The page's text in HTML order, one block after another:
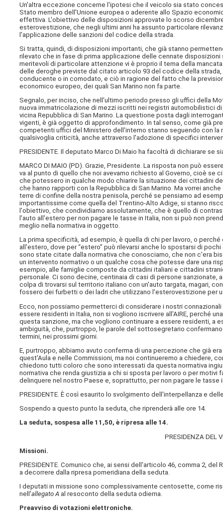
Un'altra eccezione concerne l'ipotesi che il veicolo sia stato
Stato membro dell'Unione europea o aderente allo Spazio
effettiva. L'obiettivo delle disposizioni approvate lo scorso
esterovestizione, che negli ultimi anni ha assunto particolare
l'applicazione delle sanzioni del codice della strada.
Si tratta, quindi, di disposizioni importanti, che già stanno
rilevato che in fase di prima applicazione delle cennate
meritevoli di particolare attenzione vi è proprio il tema della
delle deroghe previste dal citato articolo 93 del codice della
conducente o in comodato, e ciò in ragione del fatto che la
economico europeo, dei quali San Marino non fa parte.
Segnalo, per inciso, che nell'ultimo periodo presso gli uffici della
nuova immatricolazione di mezzi iscritti nei registri automobilistici
vicina Repubblica di San Marino. La questione posta dagli
vigenti, è già oggetto di approfondimento. In tal senso, come già
competenti uffici del Ministero dell'interno stanno seguendo con la
qualsivoglia criticità, anche attraverso l'adozione di specifici
PRESIDENTE. Il deputato Marco Di Maio ha facoltà di dichiarare se
MARCO DI MAIO (PD). Grazie, Presidente. La risposta non può
va al punto di quello che noi avevamo richiesto al Governo, cioè
che potessero in qualche modo chiarire la situazione dei cittadini
che hanno rapporti con la Repubblica di San Marino. Ma vorrei
terre di confine della nostra penisola, perché se pensiamo ad
importantissime come quella del Trentino-Alto Adige, si stanno
l'obiettivo, che condividiamo assolutamente, che è quello di
l'auto all'estero per non pagare le tasse in Italia, non si può non
meglio nella normativa in oggetto.
La prima specificità, ad esempio, è quella di chi per lavoro, o
all'estero, dove per “estero” può rilevarsi anche lo spostarsi di
sono state citate dalla normativa che conosciamo, che non c'era
un intervento normativo o un qualche cosa che potesse dare una
esempio, alle famiglie composte da cittadini italiani e cittadini
personale. Ci sono decine, centinaia di casi di persone
colpa di trovarsi sul territorio italiano con un'auto targata, magari,
fossero dei furbetti o dei ladri che utilizzano l'esterovestizione per
Ecco, non possiamo permetterci di considerare i nostri
essere residenti in Italia, non si vogliono iscrivere all'AIRE, perché
questa sanzione, ma che vogliono continuare a essere residenti, a
ambiguità, che, purtroppo, le parole del sottosegretario
termini, nei prossimi giorni.
E, purtroppo, abbiamo avuto conferma di una percezione che già
quest'Aula e nelle Commissioni, ma noi continueremo a chiedere,
chiedono tutti coloro che sono interessati da questa normativa
normativa che renda giustizia a chi si sposta per lavoro o per
delinquere nel nostro Paese e, soprattutto, per non pagare le tasse
PRESIDENTE. È così esaurito lo svolgimento dell'interpellanza e
Sospendo a questo punto la seduta, che riprenderà alle ore 14.
La seduta, sospesa alle 11,50, è ripresa alle 14.
PRESIDENZA DEL
Missioni.
PRESIDENTE. Comunico che, ai sensi dell'articolo 46, comma 2,
a decorrere dalla ripresa pomeridiana della seduta.
I deputati in missione sono complessivamente centosette, come
nell'allegato A al resoconto della seduta odierna.
Preavviso di votazioni elettroniche.